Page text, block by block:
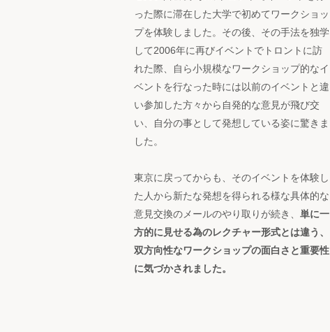
った際に滞在した大学で初めてワークショッ
プを体験しました。 その後、その手法を独学
して2006年に再びイベントで トロントに訪
れた際、自ら小規模なワークショップ的なイ
ベントを行なった時には以前のイベントと違
い参加した方々から自発的な意見が飛び交
い、
自分の事として発想している姿に驚きま
した。
東京に戻ってからも、 そのイベントを体験し
た人から新たな発想を得られる様な具体的な
意見交換のメールのやり取りが続き、 単に一
方的に見せる為のレクチャー形式とは違う、
双方向性なワークショップの面白さと重要性
に気づかされました。